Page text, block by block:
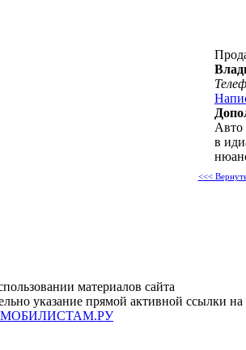
Авто
в
<<<
материалов сайта
указание прямой активной ссылки на